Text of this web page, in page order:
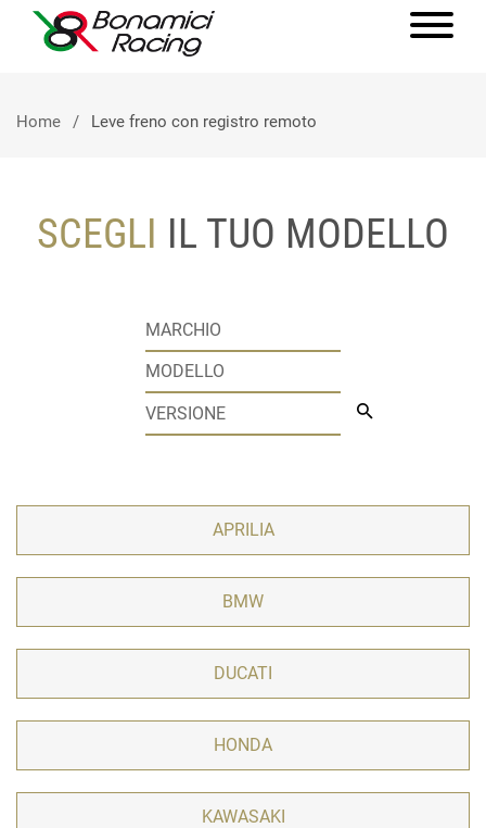
Home Leve freno con registro remoto
SCEGLI IL TUO MODELLO
APRILIA
BMW
DUCATI
HONDA
KAWASAKI